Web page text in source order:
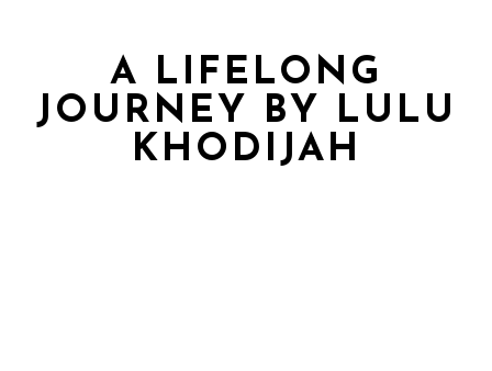
A LIFELONG
JOURNEY BY LULU
KHODIJAH